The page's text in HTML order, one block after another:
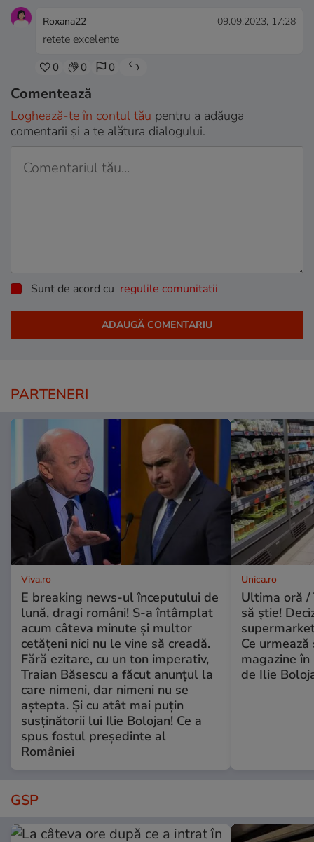
Roxana22 09.09.2023, 17:28
retete excelente
0 0 0
Comentează
Loghează-te în contul tău pentru a adăuga
comentarii și a te alătura dialogului.
Sunt de acord cu regulile comunitatii
PARTENERI
Viva.ro
E breaking news-ul începutului de
lună, dragi români! S-a întâmplat
acum câteva minute și multor
cetățeni nici nu le vine să creadă.
Fără ezitare, cu un ton imperativ,
Traian Băsescu a făcut anunțul la
care nimeni, dar nimeni nu se
aștepta. Și cu atât mai puțin
susținătorii lui Ilie Bolojan! Ce a
spus fostul președinte al
României
Unica.ro
Ultima oră /
să știe!
Ce
magazine
de Ilie
GSP